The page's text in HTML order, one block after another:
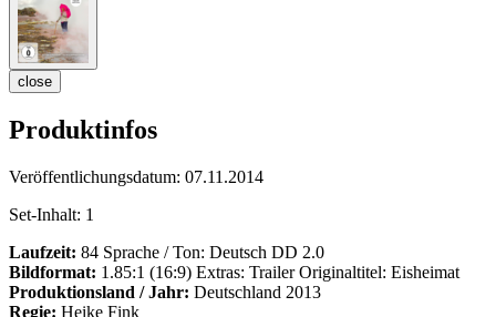
close
Produktinfos
Veröffentlichungsdatum: 07.11.2014
Set-Inhalt: 1
Laufzeit: 84 Sprache / Ton: Deutsch DD 2.0
Bildformat: 1.85:1 (16:9) Extras: Trailer Originaltitel: Eisheimat
Produktionsland / Jahr: Deutschland 2013
Regie: Heike Fink